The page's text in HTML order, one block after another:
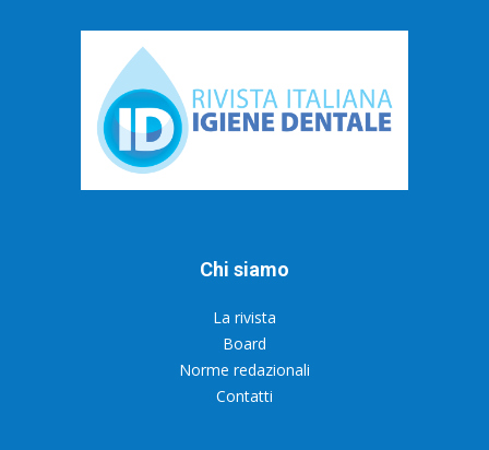
Chi siamo
La rivista
Board
Norme redazionali
Contatti